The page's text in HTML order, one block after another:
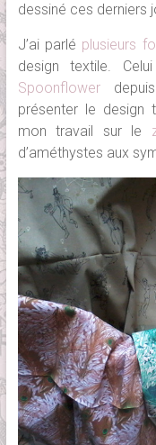
dessiné ces derniers
J’ai parlé plusieurs
design textile.
Spoonflower
présenter le design
mon travail sur le
d’améthystes aux